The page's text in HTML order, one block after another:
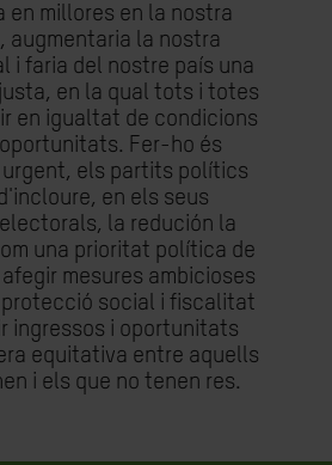
en millores en la nostra
augmentaria la nostra
i faria del nostre país una
en la qual tots i totes
en igualtat de condicions
Fer-ho és
urgent, els partits polítics
en els seus
la redución la
una prioritat política de
mesures ambicioses
social i fiscalitat
ingressos i oportunitats
equitativa entre aquells
i els que no tenen res.